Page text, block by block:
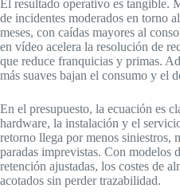
El resultado operativo es tangible.
de incidentes moderados en torno
meses, con caídas mayores al
en vídeo acelera la resolución de
que reduce franquicias y primas.
más suaves bajan el consumo y el
En el presupuesto, la ecuación es
hardware, la instalación y el
retorno llega por menos siniestros,
paradas imprevistas. Con modelos
retención ajustadas, los costes de
acotados sin perder trazabilidad.